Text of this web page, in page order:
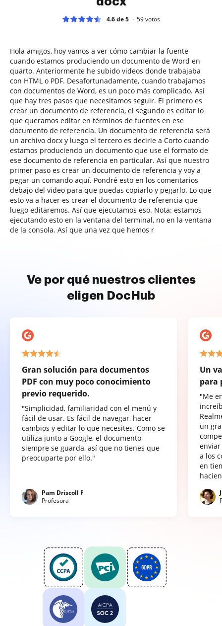
4.6 de 5 59votos
Hola amigos, hoy vamos a ver cómo cambiar la fuente
cuando estamos produciendo un documento de Word en
quarto. Anteriormente he subido videos donde trabajaba
con HTML o PDF. Desafortunadamente, cuando trabajamos
con documentos de Word, es un poco más complicado. Así
que hay tres pasos que necesitamos seguir. El primero es
crear un documento de referencia, el segundo es editar lo
que queramos editar en términos de fuentes en ese
documento de referencia. Un documento de referencia será
un archivo docx y luego el tercero es decirle a Corto cuando
estamos produciendo un documento que use el formato de
ese documento de referencia en particular. Así que nuestro
primer paso es crear un documento de referencia y voy a
pegar un comando aquí. Pondré esto en los comentarios
debajo del video para que puedas copiarlo y pegarlo. Lo que
esto va a hacer es crear el documento de referencia que
luego editaremos. Así que ejecutamos eso. Nota: estamos
ejecutando esto en la ventana del terminal, no en la ventana
de la consola. Así que una vez que hemos r
Ve por qué nuestros clientes
eligen DocHub
Gran solución para documentos
PDF con muy poco conocimiento
previo requerido.
"Simplicidad, familiaridad con el menú y
fácil de usar. Es fácil de navegar, hacer
cambios y editar lo que necesites. Como se
utiliza junto a Google, el documento
siempre se guarda, así que no tienes que
preocuparte por ello."
Pam Driscoll F
Profesora
Un
para
"Me
un
a los
en